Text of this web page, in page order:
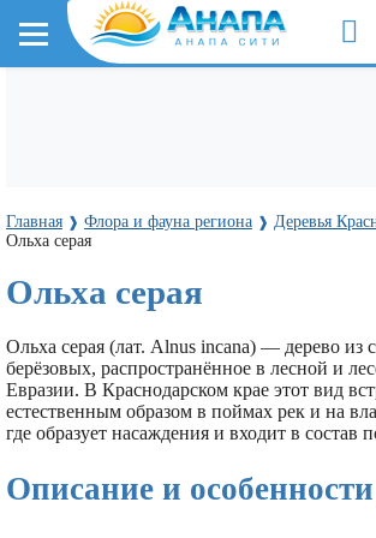
Главная ❱ Флора и фауна региона ❱ Деревья
Ольха серая
Ольха серая
Ольха серая (лат. Alnus incana) — дерево из
берёзовых, распространённое в лесной и
Евразии. В Краснодарском крае этот вид
естественным образом в поймах рек и на
где образует насаждения и входит в состав
Описание и